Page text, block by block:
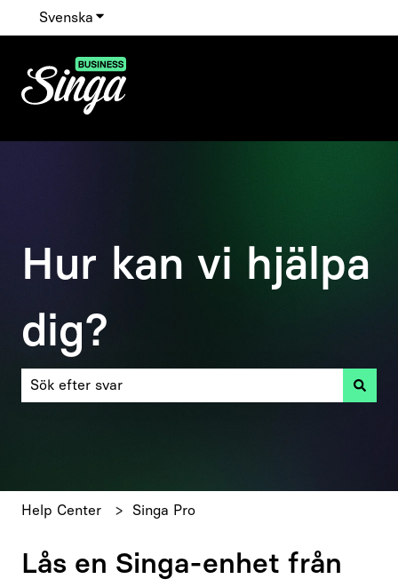
Svenska Visa undermenyer för översättningar
Hur kan vi hjälpa
dig?
Help Center Singa Pro
Lås en Singa-enhet från